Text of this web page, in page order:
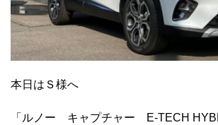
本日はＳ様へ
「ルノー キャプチャー E-TECH